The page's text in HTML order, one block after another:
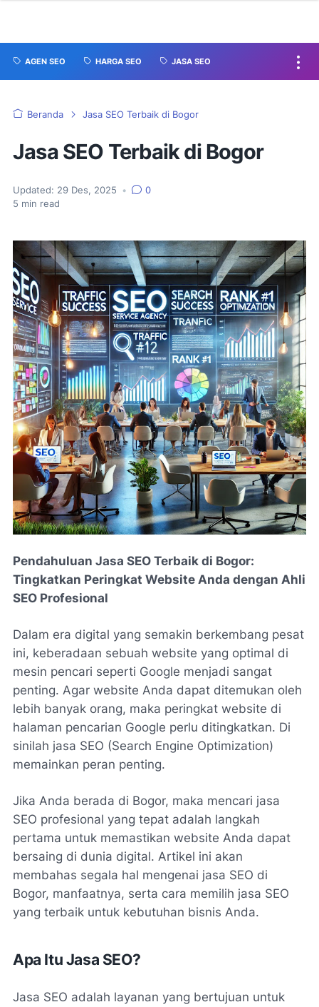
AGEN SEO HARGA SEO JASA SEO
Beranda Jasa SEO Terbaik di Bogor
Jasa SEO Terbaik di Bogor
Updated: 29 Des, 2025 •
0
5 min read
Pendahuluan Jasa SEO Terbaik di Bogor:
Tingkatkan Peringkat Website Anda dengan Ahli
SEO Profesional
Dalam era digital yang semakin berkembang pesat
ini, keberadaan sebuah website yang optimal di
mesin pencari seperti Google menjadi sangat
penting. Agar website Anda dapat ditemukan oleh
lebih banyak orang, maka peringkat website di
halaman pencarian Google perlu ditingkatkan. Di
sinilah jasa SEO (Search Engine Optimization)
memainkan peran penting.
Jika Anda berada di Bogor, maka mencari jasa
SEO profesional yang tepat adalah langkah
pertama untuk memastikan website Anda dapat
bersaing di dunia digital. Artikel ini akan
membahas segala hal mengenai jasa SEO di
Bogor, manfaatnya, serta cara memilih jasa SEO
yang terbaik untuk kebutuhan bisnis Anda.
Apa Itu Jasa SEO?
Jasa SEO adalah layanan yang bertujuan untuk